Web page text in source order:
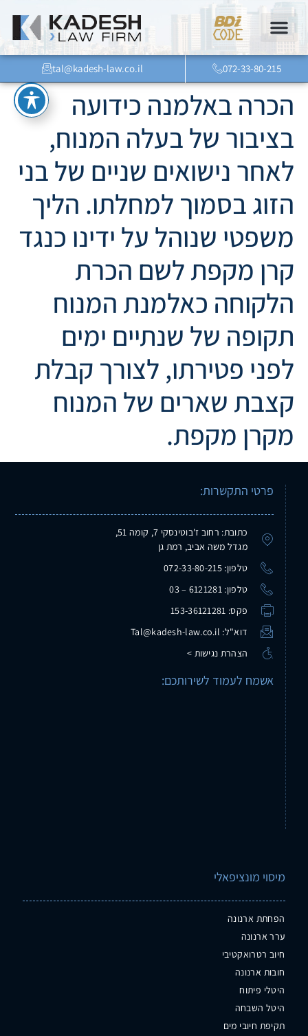
072-33-80-215
tal@kadesh-law.co.il
הכרה באלמנה כידועה
בציבור של בעלה המנוח,
לאחר נישואים שניים של בני
הזוג בסמוך למחלתו. הליך
משפטי שנוהל על ידינו כנגד
קרן מקפת לשם הכרת
הלקוחה כאלמנת המנוח
תקופה של שנתיים ימים
לפני פטירתו, לצורך קבלת
קצבת שארים של המנוח
מקרן מקפת.
מיסוי מונציפאלי
הפחתת ארנונה
ערר ארנונה
חיוב רטרואקטיבי
חובות ארנונה
היטלי פיתוח
היטל השבחה
תקיפת חיובי מים
פרטי התקשרות:
כתובת: רחוב ז'בוטינסקי 7, קומה 51,
מגדל משה אביב, רמת גן
טלפון: 072-33-80-215
טלפון: 6121281 – 03
פקס: 153-36121281
דוא"ל: Tal@kadesh-law.co.il
הצהרת נגישות >
אשמח לעמוד לשירותכם: